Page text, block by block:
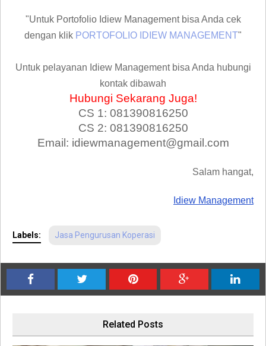
"Untuk Portofolio Idiew Management bisa Anda cek
dengan klik PORTOFOLIO IDIEW MANAGEMENT"
Untuk pelayanan Idiew Management bisa Anda hubungi
kontak dibawah
Hubungi Sekarang Juga!
CS 1: 081390816250
CS 2: 081390816250
Email: idiewmanagement@gmail.com
Salam hangat,
Idiew Management
Labels: Jasa Pengurusan Koperasi
Related Posts